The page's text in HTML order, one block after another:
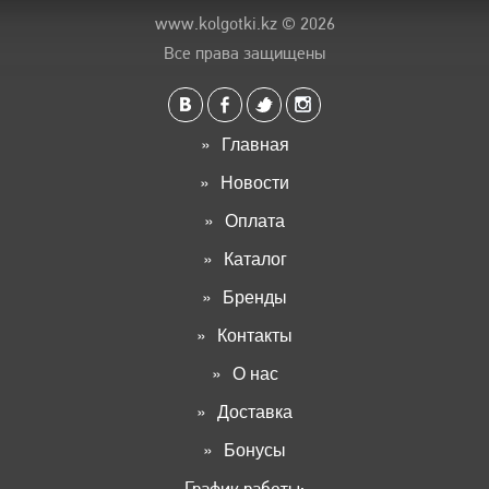
www.kolgotki.kz© 2026
Все права защищены
Главная
Новости
Оплата
Каталог
Бренды
Контакты
О нас
Доставка
Бонусы